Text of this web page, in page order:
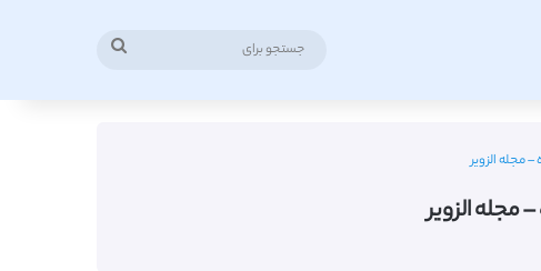
– مجله الزویر
مجله الزویر